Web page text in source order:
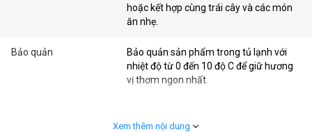
hoặc kết hợp cùng trái cây và các món
ăn nhẹ.
Bảo quản
Bảo quản sản phẩm trong tủ lạnh với
nhiệt độ từ 0 đến 10 độ C để giữ hương
vị thơm ngon nhất.
Xem thêm nội dung